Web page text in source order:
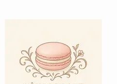
(Pressez
Entrée)